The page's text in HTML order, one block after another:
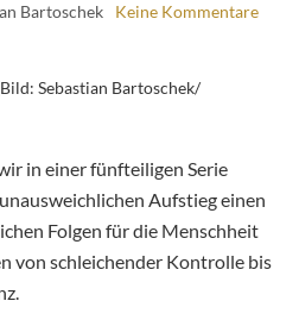
Bartoschek Keine Kommentare
Sebastian Bartoschek/
in einer fünfteiligen Serie
Aufstieg einen
Folgen für die Menschheit
von schleichender Kontrolle bis